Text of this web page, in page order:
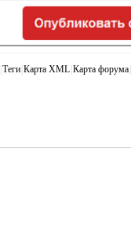
Теги Карта XML Карта форума